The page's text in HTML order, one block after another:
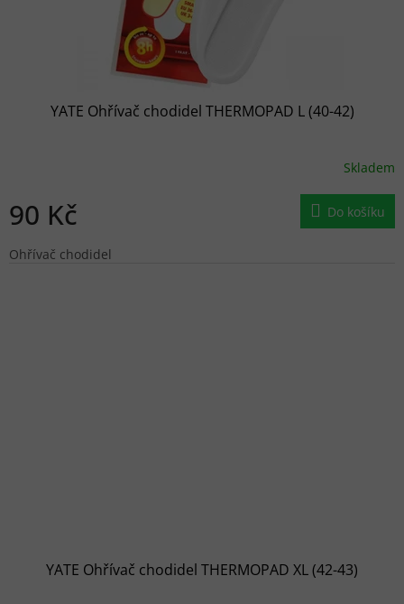
YATE Ohřívač chodidel THERMOPAD L (40-42)
Skladem
90 Kč Do košíku
Ohřívač chodidel
YATE Ohřívač chodidel THERMOPAD XL (42-43)